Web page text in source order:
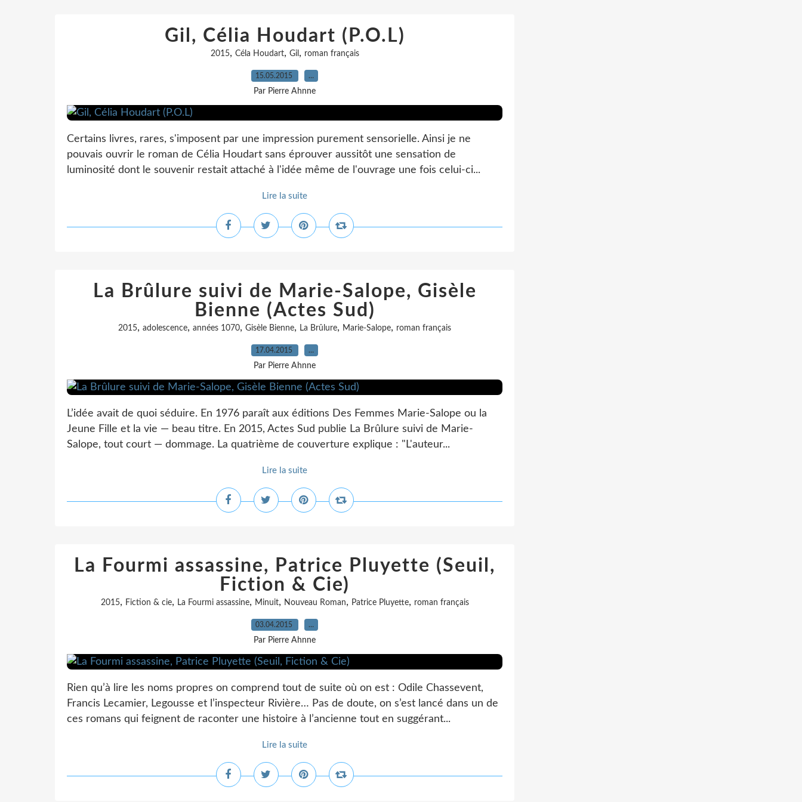
Gil, Célia Houdart (P.O.L)
2015, Céla Houdart, Gil, roman français
15.05.2015 …
Par Pierre Ahnne
Certains livres, rares, s'imposent par une impression purement sensorielle. Ainsi je ne
pouvais ouvrir le roman de Célia Houdart sans éprouver aussitôt une sensation de
luminosité dont le souvenir restait attaché à l'idée même de l'ouvrage une fois celui-ci...
Lire la suite
La Brûlure suivi de Marie-Salope, Gisèle
Bienne (Actes Sud)
2015, adolescence, années 1070, Gisèle Bienne, La Brûlure, Marie-Salope, roman français
17.04.2015 …
Par Pierre Ahnne
L’idée avait de quoi séduire. En 1976 paraît aux éditions Des Femmes Marie-Salope ou la
Jeune Fille et la vie — beau titre. En 2015, Actes Sud publie La Brûlure suivi de Marie-
Salope, tout court — dommage. La quatrième de couverture explique : "L'auteur...
Lire la suite
La Fourmi assassine, Patrice Pluyette (Seuil,
Fiction & Cie)
2015, Fiction & cie, La Fourmi assassine, Minuit, Nouveau Roman, Patrice Pluyette, roman français
03.04.2015 …
Par Pierre Ahnne
Rien qu’à lire les noms propres on comprend tout de suite où on est : Odile Chassevent,
Francis Lecamier, Legousse et l’inspecteur Rivière… Pas de doute, on s’est lancé dans un de
ces romans qui feignent de raconter une histoire à l’ancienne tout en suggérant...
Lire la suite